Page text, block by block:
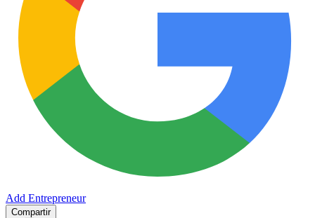
Add Entrepreneur
Compartir